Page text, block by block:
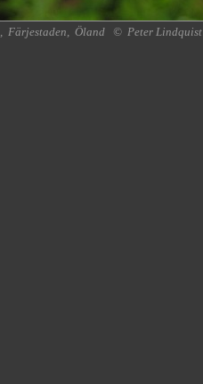
, Färjestaden, Öland © Peter Lindquist